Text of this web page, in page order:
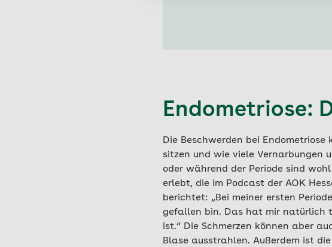
Endometriose:
Die Beschwerden bei
sitzen und wie viele Vernarbungen
oder während der Periode sind
erlebt, die im Podcast der AOK
berichtet: „Bei meiner ersten
gefallen bin. Das hat mir natürlich
ist.“ Die Schmerzen können aber
Blase ausstrahlen. Außerdem ist